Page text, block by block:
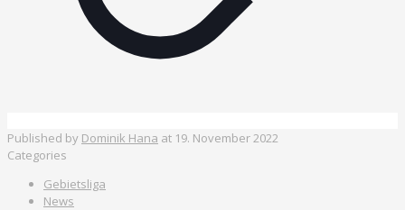
Published by Dominik Hana at 19. November 2022
Categories
Gebietsliga
News